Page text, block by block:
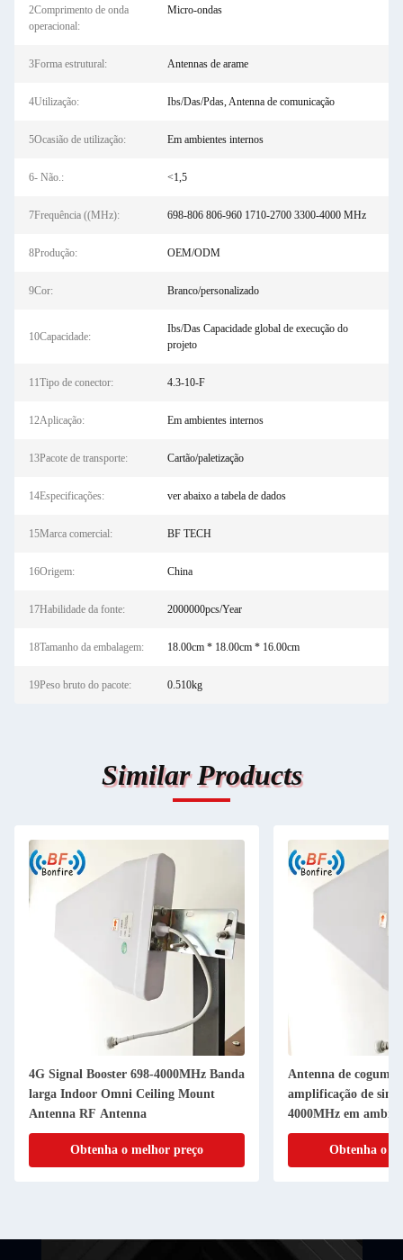
2Comprimento de onda
operacional:
Micro-ondas
3Forma estrutural: Antennas de arame
4Utilização: Ibs/Das/Pdas, Antenna de comunicação
5Ocasião de utilização: Em ambientes internos
6- Não.: <1,5
7Frequência ((MHz): 698-806 806-960 1710-2700 3300-4000 MHz
8Produção: OEM/ODM
9Cor: Branco/personalizado
10Capacidade:
Ibs/Das Capacidade global de execução do
projeto
11Tipo de conector: 4.3-10-F
12Aplicação: Em ambientes internos
13Pacote de transporte: Cartão/paletização
14Especificações: ver abaixo a tabela de dados
15Marca comercial: BF TECH
16Origem: China
17Habilidade da fonte: 2000000pcs/Year
18Tamanho da embalagem: 18.00cm * 18.00cm * 16.00cm
19Peso bruto do pacote: 0.510kg
Similar Products
4G Signal Booster 698-4000MHz Banda
larga Indoor Omni Ceiling Mount
Antenna RF Antenna
Obtenha o melhor preço
Antenna de
amplificação de
4000MHz em
Obtenha o